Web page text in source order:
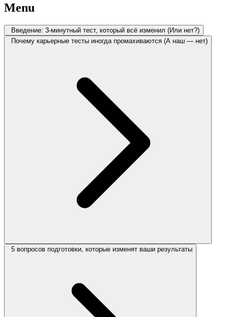
Menu
Введение: 3-минутный тест, который всё изменил (Или нет?)
Почему карьерные тесты иногда промахиваются (А наш — нет)
5 вопросов подготовки, которые изменят ваши результаты